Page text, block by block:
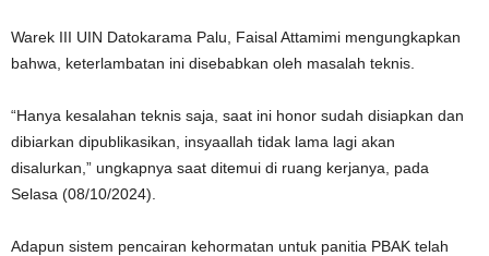
Warek III UIN Datokarama Palu, Faisal Attamimi mengungkapkan
bahwa, keterlambatan ini disebabkan oleh masalah teknis.
“Hanya kesalahan teknis saja, saat ini honor sudah disiapkan dan
dibiarkan dipublikasikan, insyaallah tidak lama lagi akan
disalurkan,” ungkapnya saat ditemui di ruang kerjanya, pada
Selasa (08/10/2024).
Adapun sistem pencairan kehormatan untuk panitia PBAK telah